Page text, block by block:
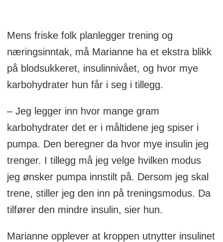
Mens friske folk planlegger trening og
næringsinntak, må Marianne ha et ekstra blikk
på blodsukkeret, insulinnivået, og hvor mye
karbohydrater hun får i seg i tillegg.
– Jeg legger inn hvor mange gram
karbohydrater det er i måltidene jeg spiser i
pumpa. Den beregner da hvor mye insulin jeg
trenger. I tillegg må jeg velge hvilken modus
jeg ønsker pumpa innstilt på. Dersom jeg skal
trene, stiller jeg den inn på treningsmodus. Da
tilfører den mindre insulin, sier hun.
Marianne opplever at kroppen utnytter insulinet